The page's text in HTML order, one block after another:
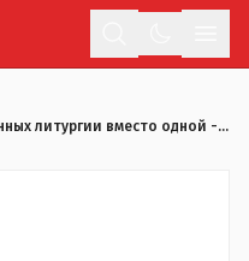
Три божественных литургии вместо одной - Как в Костанае отметят Рождество в режиме карантина